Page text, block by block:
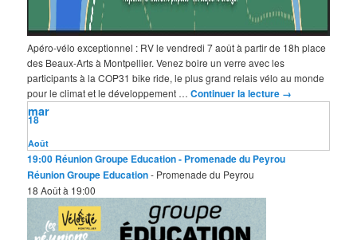
Apéro-vélo exceptionnel : RV le vendredi 7 août à partir de 18h place
des Beaux-Arts à Montpellier. Venez boire un verre avec les
participants à la COP31 bike ride, le plus grand relais vélo au monde
pour le climat et le développement …Continuer la lecture →
Août
18
mar
19:00 Réunion Groupe Education- Promenade du Peyrou
Réunion Groupe Education- Promenade du Peyrou
18 Août à 19:00